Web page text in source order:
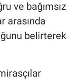
ve bağımsız
arasında
belirterek